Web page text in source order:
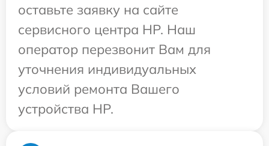
оставьте заявку на сайте
сервисного центра HP. Наш
оператор перезвонит Вам для
уточнения индивидуальных
условий ремонта Вашего
устройства HP.